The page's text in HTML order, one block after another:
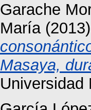
Garache
María
Masaya,
Universidad